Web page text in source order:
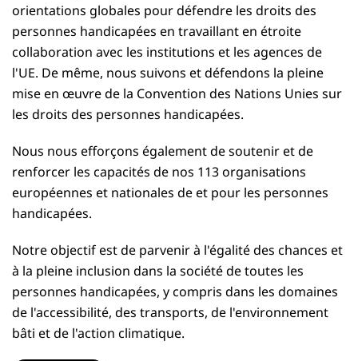
orientations globales pour défendre les droits des
personnes handicapées en travaillant en étroite
collaboration avec les institutions et les agences de
l'UE. De même, nous suivons et défendons la pleine
mise en œuvre de la Convention des Nations Unies sur
les droits des personnes handicapées.
Nous nous efforçons également de soutenir et de
renforcer les capacités de nos 113 organisations
européennes et nationales de et pour les personnes
handicapées.
Notre objectif est de parvenir à l'égalité des chances et
à la pleine inclusion dans la société de toutes les
personnes handicapées, y compris dans les domaines
de l'accessibilité, des transports, de l'environnement
bâti et de l'action climatique.